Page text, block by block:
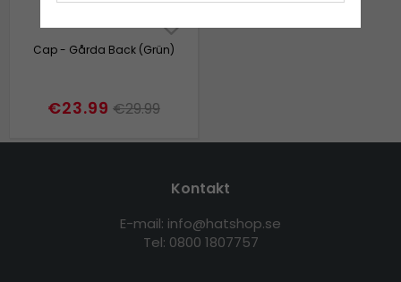
Cap - Gårda Back (Grün)
€23.99 €29.99
Kontakt
E-mail: info@hatshop.se
Tel: 0800 1807757